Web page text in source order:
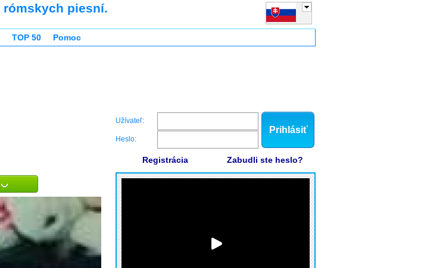
rómskych piesní.
TOP 50 Pomoc
Užívateľ:
Heslo:
Prihlásiť
Registrácia Zabudli ste heslo?